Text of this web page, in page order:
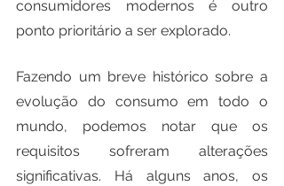
consumidores modernos é outro
ponto prioritário a ser explorado.
Fazendo um breve histórico sobre a
evolução do consumo em todo o
mundo, podemos notar que os
requisitos sofreram alterações
significativas. Há alguns anos, os